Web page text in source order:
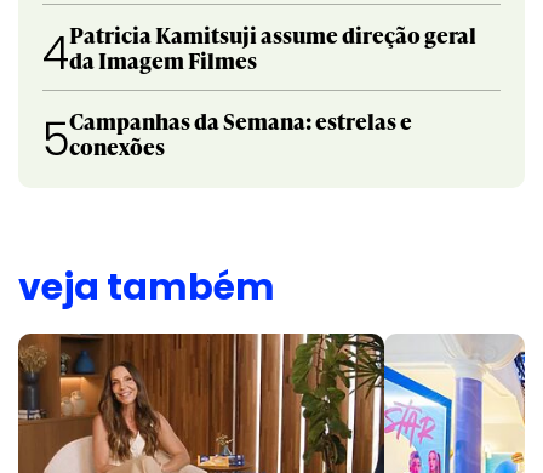
4Patricia Kamitsuji assume direção geral
da Imagem Filmes
5Campanhas da Semana: estrelas e
conexões
veja também